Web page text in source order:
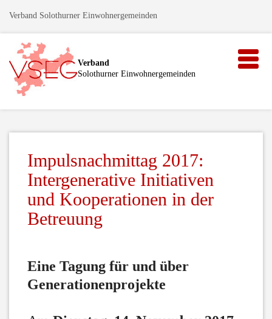
Verband Solothurner Einwohnergemeinden
Verband
Solothurner Einwohnergemeinden
Toggle
Impulsnachmittag 2017:
Intergenerative Initiativen
und Kooperationen in der
Betreuung
Eine Tagung für und über
Generationenprojekte